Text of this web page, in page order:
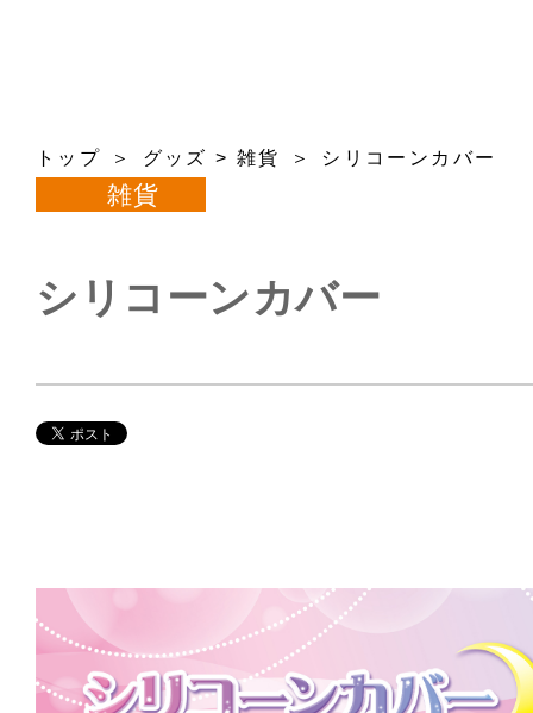
トップ グッズ >雑貨 シリコーンカバー
雑貨
シリコーンカバー